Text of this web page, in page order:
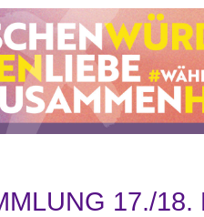
17./18.